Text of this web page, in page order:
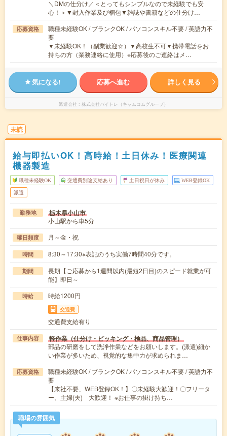
＼DMの仕分け／＜とってもシンプルなので未経験でも安
心！＞▼封入作業及び梱包▼雑誌や書籍などの仕分け…
応募資格
職種未経験OK / ブランクOK / パソコンスキル不要 / 英語力不
要
▼未経験OK！（副業歓迎☆）▼高校生不可▼携帯電話をお
持ちの方（業務連絡に使用）※応募後のご連絡はメ…
気になる! 応募へ進む 詳しく見る
派遣会社 株式会社バイトレ（キャムコムグループ）
未読
給与即払いOK！高時給！土日休み！医療関連
機器製造
職種未経験OK 交通費別途支給あり 土日祝日が休み WEB登録OK
派遣
勤務地 栃木県小山市
小山駅から車5分
曜日頻度 月～金・祝
時間 8:30～17:30※表記のうち実働7時間40分です。
期間
長期【ご応募から1週間以内(最短2日目)のスピード就業が可
能】即日～
時給 時給1200円
交通費
交通費支給有り
仕事内容 軽作業（仕分け・ピッキング・検品、商品管理）
部品の研磨をして洗浄作業などをお願いします。(派遣)細か
い作業が多いため、視覚的な集中力が求められま…
応募資格
職種未経験OK / ブランクOK / パソコンスキル不要 / 英語力不
要
【来社不要、WEB登録OK！】〇未経験大歓迎！〇フリータ
ー、主婦(夫) 大歓迎！ ※お仕事の掛け持ち…
職場の雰囲気